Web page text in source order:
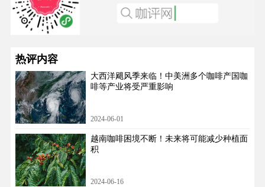
热评内容
大西洋飓风季来临！中美洲多个咖啡产国咖
啡等产业将受严重影响
2024-06-01
越南咖啡困境不断！未来将可能减少种植面
积
2024-06-16